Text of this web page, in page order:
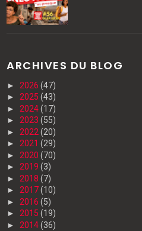
ARCHIVES DU BLOG
► 2026(47)
► 2025(43)
► 2024(17)
► 2023(55)
► 2022(20)
► 2021(29)
► 2020(70)
► 2019(3)
► 2018(7)
► 2017(10)
► 2016(5)
► 2015(19)
► 2014(36)